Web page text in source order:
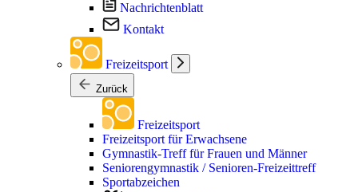
Nachrichtenblatt
Kontakt
Freizeitsport
Zurück
Freizeitsport
Freizeitsport für Erwachsene
Gymnastik-Treff für Frauen und Männer
Seniorengymnastik / Senioren-Freizeittreff
Sportabzeichen